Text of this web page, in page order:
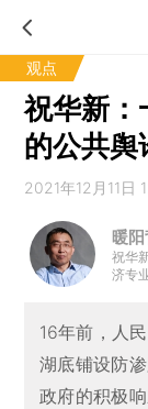
观点
祝华新：
的公共舆
2021年12月11日
暖
祝华
济专
16年前，人
湖底铺设防
政府的积极